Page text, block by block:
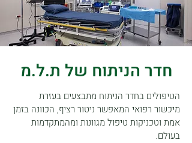
חדר הניתוח של ת.ל.מ
הטיפולים בחדר הניתוח מתבצעים בעזרת
מיכשור רפואי המאפשר ניטור רציף, הכוונה בזמן
אמת וטכניקות טיפול מגוונות ומהמתקדמות
בעולם.